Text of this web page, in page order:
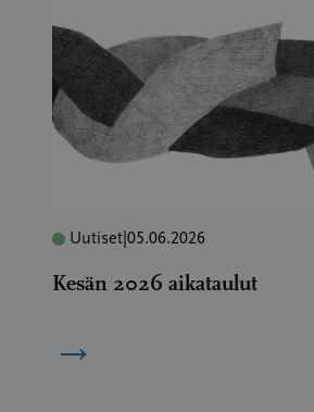
Uutiset 05.06.2026
Kesän 2026 aikataulut
→